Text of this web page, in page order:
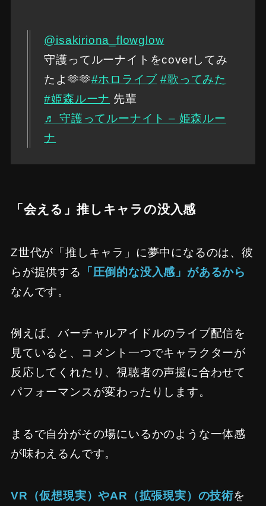
@isakiriona_flowglow
守護ってルーナイトをcoverしてみ
たよ🫶🫶#ホロライブ #歌ってみた
#姫森ルーナ 先輩
♬ 守護ってルーナイト – 姫森ルー
ナ
「会える」推しキャラの没入感
Z世代が「推しキャラ」に夢中になるのは、彼
らが提供する
「圧倒的な没入感」があるから
なんです。
例えば、バーチャルアイドルのライブ配信を
見ていると、コメント一つでキャラクターが
反応してくれたり、視聴者の声援に合わせて
パフォーマンスが変わったりします。
まるで自分がその場にいるかのような一体感
が味わえるんです。
VR（仮想現実）やAR（拡張現実）の技術を